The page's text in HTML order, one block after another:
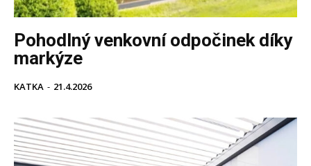
Pohodlný venkovní odpočinek díky
markýze
KATKA - 21.4.2026